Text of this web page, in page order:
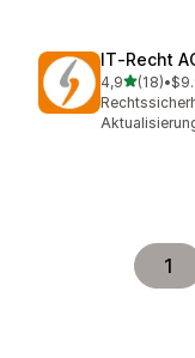
IT‑Recht
4,9av 5(18)
Totalt 18 •
1